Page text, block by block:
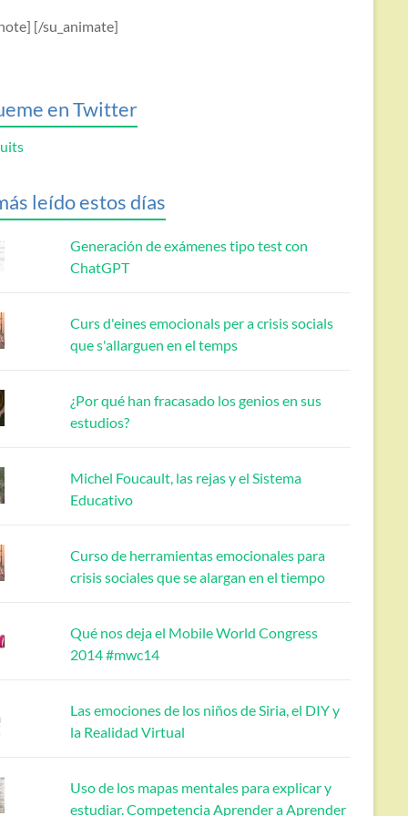
[/su_animate]
en Twitter
leído estos días
Generación de exámenes tipo test con
ChatGPT
Curs d'eines emocionals per a crisis socials
que s'allarguen en el temps
¿Por qué han fracasado los genios en sus
estudios?
Michel Foucault, las rejas y el Sistema
Educativo
Curso de herramientas emocionales para
crisis sociales que se alargan en el tiempo
Qué nos deja el Mobile World Congress
2014 #mwc14
Las emociones de los niños de Siria, el DIY y
la Realidad Virtual
Uso de los mapas mentales para explicar y
estudiar. Competencia Aprender a Aprender